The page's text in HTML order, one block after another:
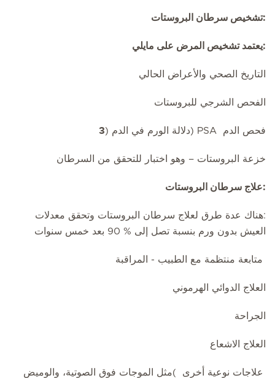
:تشخيص سرطان البروستات
:يعتمد تشخيص المرض على مايلي
التاريخ الصحي والأعراض الحالي
الفحص الشرجي للبروستات
فحص الدم PSA (دلالة الورم في الدم ( 3
خزعة البروستات – وهو اختبار للتحقق من السرطان
:علاج سرطان البروستات
:هناك عدة طرق لعلاج سرطان البروستات وتحقق معدلات
العيش بدون ورم بنسبة تصل إلى % 90 بعد خمس سنوات
متابعة منتظمة مع الطبيب - المراقبة
العلاج الدوائي الهرموني
الجراحة
العلاج الاشعاع
علاجات نوعية أخرى )مثل الموجات فوق الصوتية، والوميض